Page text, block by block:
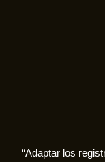
“Adaptar los